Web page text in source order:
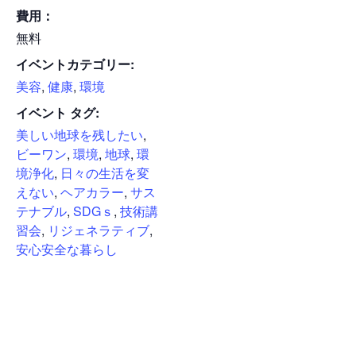
費用：
無料
イベントカテゴリー:
美容, 健康, 環境
イベント タグ:
美しい地球を残したい,
ビーワン, 環境, 地球, 環
境浄化, 日々の生活を変
えない, ヘアカラー, サス
テナブル, SDGｓ , 技術講
習会, リジェネラティブ,
安心安全な暮らし